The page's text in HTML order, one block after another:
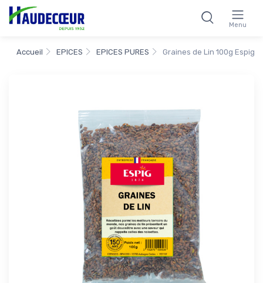
Menu
Accueil EPICES EPICES PURES Graines de Lin 100g Espig